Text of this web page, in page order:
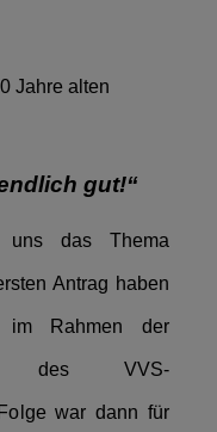
Jahre alten
gut!“
uns das Thema
Antrag haben
Rahmen der
des VVS-
war dann für